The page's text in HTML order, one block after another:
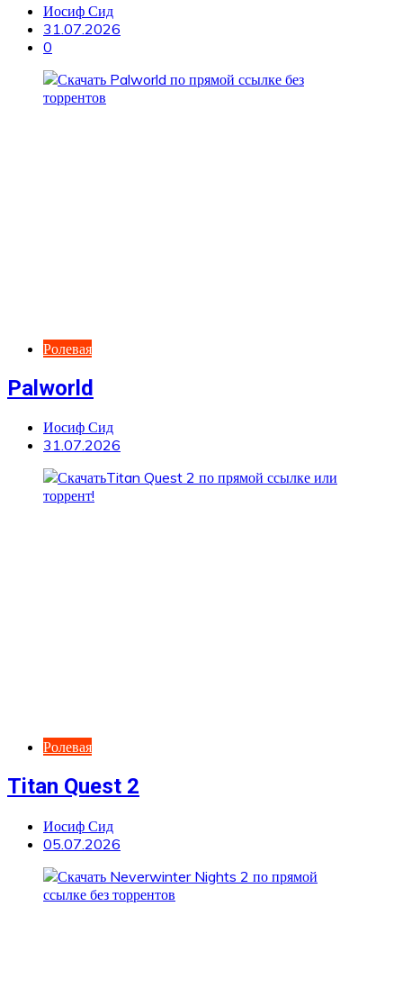
Иосиф Сид
31.07.2026
0
Ролевая
Palworld
Иосиф Сид
31.07.2026
Ролевая
Titan Quest 2
Иосиф Сид
05.07.2026